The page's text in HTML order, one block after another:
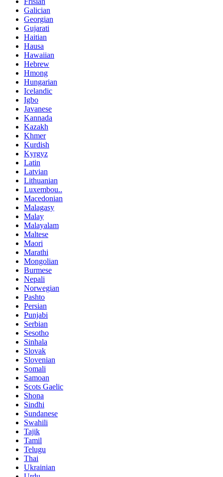
Galician
Georgian
Gujarati
Haitian
Hausa
Hawaiian
Hebrew
Hmong
Hungarian
Icelandic
Igbo
Javanese
Kannada
Kazakh
Khmer
Kurdish
Kyrgyz
Latin
Latvian
Lithuanian
Luxembou..
Macedonian
Malagasy
Malay
Malayalam
Maltese
Maori
Marathi
Mongolian
Burmese
Nepali
Norwegian
Pashto
Persian
Punjabi
Serbian
Sesotho
Sinhala
Slovak
Slovenian
Somali
Samoan
Scots Gaelic
Shona
Sindhi
Sundanese
Swahili
Tajik
Tamil
Telugu
Thai
Ukrainian